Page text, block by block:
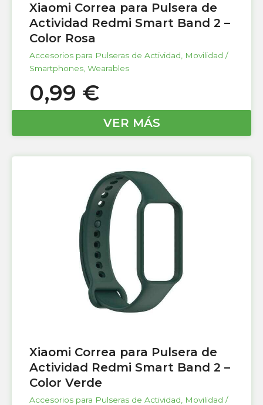
Xiaomi Correa para Pulsera de
Actividad Redmi Smart Band 2 –
Color Rosa
Accesorios para Pulseras de Actividad, Movilidad /
Smartphones, Wearables
0,99 €
VER MÁS
Xiaomi Correa para Pulsera de
Actividad Redmi Smart Band 2 –
Color Verde
Accesorios para Pulseras de Actividad
Movilidad /